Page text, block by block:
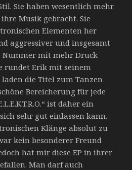
Sie haben wesentlich mehr
Musik gebracht. Sie
Elementen her
aggressiver und insgesamt
Nummer mit mehr Druck
rundet Erik mit seinem
laden die Titel zum Tanzen
Bereicherung für jede
ist daher ein
sehr gut einlassen kann.
Klänge absolut zu
kein besonderer Freund
hat mir diese EP in ihrer
Man darf auch